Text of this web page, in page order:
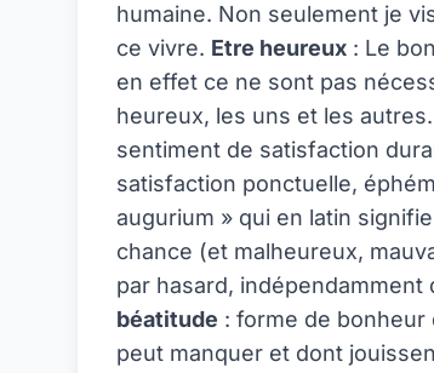
humaine. Non seulement je
ce vivre. Etre heureux : Le
en effet ce ne sont pas
heureux, les uns et les
sentiment de satisfaction
satisfaction ponctuelle,
augurium » qui en latin
chance (et malheureux,
par hasard,
béatitude : forme de bonheur
peut manquer et dont